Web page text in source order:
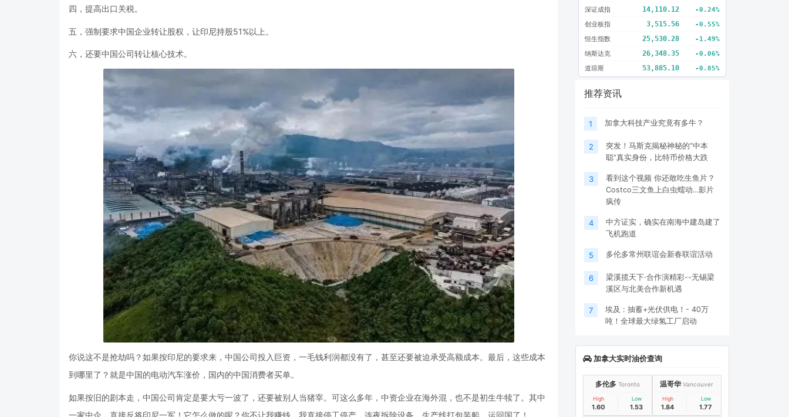
四，提高出口关税。
五，强制要求中国企业转让股权，让印尼持股51%以上。
六，还要中国公司转让核心技术。
你说这不是抢劫吗？如果按印尼的要求来，中国公司投入巨资，一毛钱利润都没有了，甚至还要被迫承受高额成本。最后，这些成本
到哪里了？就是中国的电动汽车涨价，国内的中国消费者买单。
如果按旧的剧本走，中国公司肯定是要大亏一波了，还要被别人当猪宰。可这么多年，中资企业在海外混，也不是初生牛犊了。其中
一家中企，直接反将印尼一军！它怎么做的呢？你不让我赚钱，我直接停工停产，连夜拆除设备，生产线打包装船，运回国了！
深证成指 14,110.12 -0.24%
创业板指 3,515.56 -0.55%
恒生指数 25,530.28 -1.49%
纳斯达克 26,348.35 -0.06%
道琼斯 53,885.10 -0.85%
推荐资讯
1 加拿大科技产业究竟有多牛？
2
突发！马斯克揭秘神秘的“中本
聪”真实身份，比特币价格大跌
3
看到这个视频 你还敢吃生鱼片？
Costco三文鱼上白虫蠕动…影片
疯传
4
中方证实，确实在南海中建岛建了
飞机跑道
5 多伦多常州联谊会新春联谊活动
6
梁溪揽天下·合作演精彩--无锡梁
溪区与北美合作新机遇
7
埃及 : 抽蓄+光伏供电！- 40万
吨！全球最大绿氢工厂启动
加拿大实时油价查询
多伦多 Toronto
High
1.60
Low
1.53
温哥华 Vancouver
High
1.84
Low
1.77